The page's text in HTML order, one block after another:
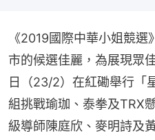
《2019國際中華小姐競
市的候選佳麗，為展現眾
日（23/2）在紅磡舉行「
組挑戰瑜珈、泰拳及TRX
級導師陳庭欣、麥明詩及